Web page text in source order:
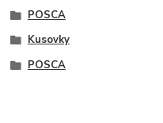
POSCA
Kusovky
POSCA